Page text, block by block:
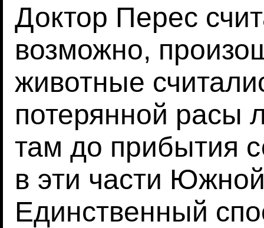
Доктор Перес
возможно,
животные
потерянной расы
там до прибытия
в эти части
Единственный